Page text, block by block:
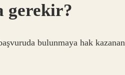
gerekir?
bulunmaya hak kazanan